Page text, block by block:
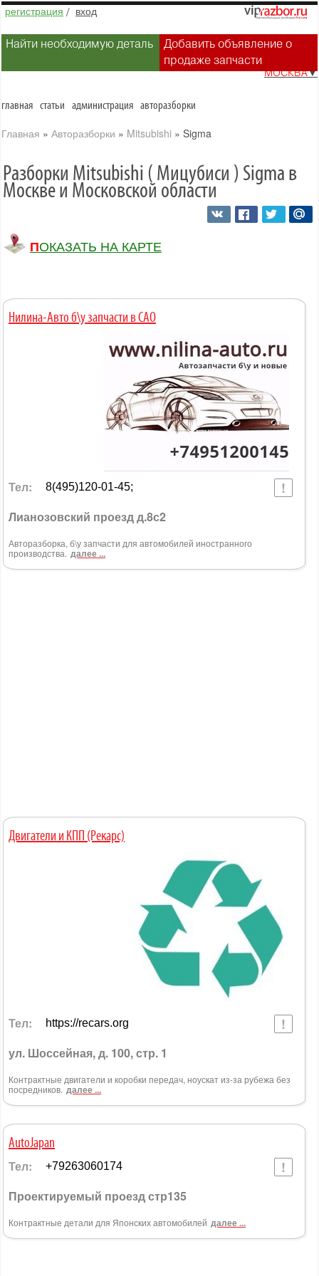
регистрация / вход
Найти необходимую деталь
Добавить объявление о
продаже запчасти
МОСКВА▼
главная статьи администрация авторазборки
Главная » Авторазборки » Mitsubishi » Sigma
Разборки Mitsubishi ( Мицубиси ) Sigma в
Москве и Московской области
ПОКАЗАТЬ НА КАРТЕ
Нилина-Авто б\у запчасти в САО
Тел: 8(495)120-01-45;
Лианозовский проезд д.8с2
Авторазборка, б\у запчасти для автомобилей иностранного
производства. далее ...
Двигатели и КПП (Рекарс)
Тел: https://recars.org
ул. Шоссейная, д. 100, стр. 1
Контрактные двигатели и коробки передач, ноускат из-за рубежа без
посредников. далее ...
AutoJapan
Тел: +79263060174
Проектируемый проезд стр135
Контрактные детали для Японских автомобилей далее ...